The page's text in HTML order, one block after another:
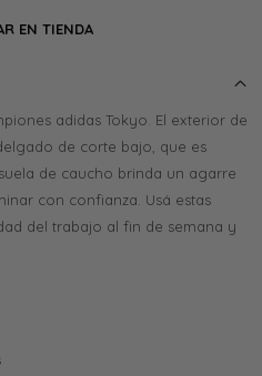
EN TIENDA
adidas Tokyo. El exterior de
de corte bajo, que es
de caucho brinda un agarre
con confianza. Usá estas
del trabajo al fin de semana y